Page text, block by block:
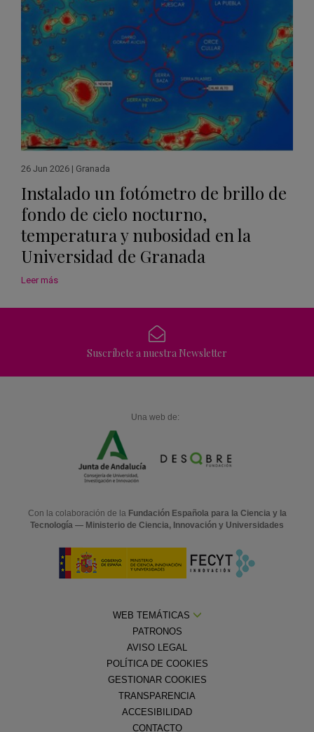
26 Jun 2026 | Granada
Instalado un fotómetro de brillo de
fondo de cielo nocturno,
temperatura y nubosidad en la
Universidad de Granada
Leer más
Suscríbete a nuestra Newsletter
Una web de:
Con la colaboración de la Fundación Española para la Ciencia y la
Tecnología — Ministerio de Ciencia, Innovación y Universidades
WEB TEMÁTICAS
PATRONOS
AVISO LEGAL
POLÍTICA DE COOKIES
GESTIONAR COOKIES
TRANSPARENCIA
ACCESIBILIDAD
CONTACTO